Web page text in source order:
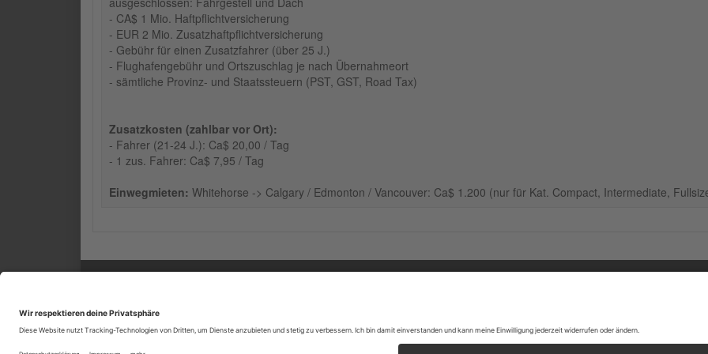
- CA$ 1 Mio. Haftpflichtversicherung
- EUR 2 Mio. Zusatzhaftpflichtversicherung
- Gebühr für einen Zusatzfahrer (über 25 J.)
- Flughafengebühr und Ortszuschlag je nach Übernahmeort
- sämtliche Provinz- und Staatssteuern (PST, GST, Road Tax)
Zusatzkosten (zahlbar vor Ort):
- Fahrer (21-24 J.): Ca$ 20,00 / Tag
- 1 zus. Fahrer: Ca$ 7,95 / Tag
Einwegmieten: Whitehorse -> Calgary / Edmonton / Vancouver: Ca$ 1.200 (nur für Kat. Compact, Intermediate,
Kontakt
Feedback
ARGB
Datenschutzerklärung